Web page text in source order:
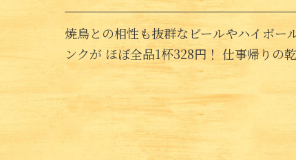
焼鳥との相性も抜群なビールやハイボー
ンクが ほぼ全品1杯328円！ 仕事帰りの